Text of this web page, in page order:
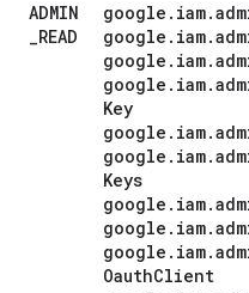
ADMIN
_READ
google . iam.
google . iam.
google . iam.
google . iam.
Key
google . iam.
google . iam.
Keys
google . iam.
google . iam.
google . iam.
OauthClient